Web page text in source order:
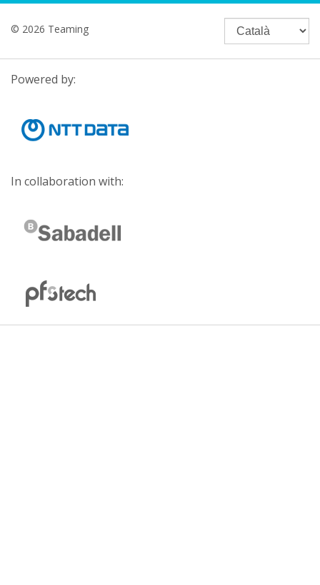
© 2026 Teaming
Powered by:
In collaboration with: